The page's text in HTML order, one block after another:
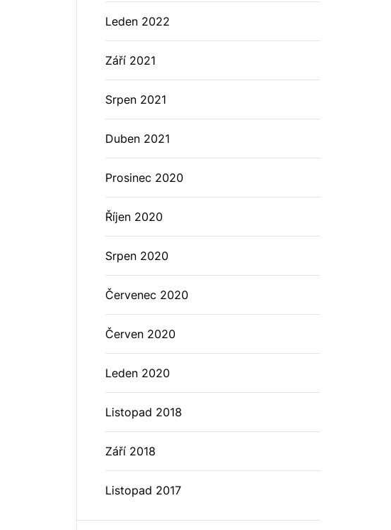
Leden 2022
Září 2021
Srpen 2021
Duben 2021
Prosinec 2020
Říjen 2020
Srpen 2020
Červenec 2020
Červen 2020
Leden 2020
Listopad 2018
Září 2018
Listopad 2017